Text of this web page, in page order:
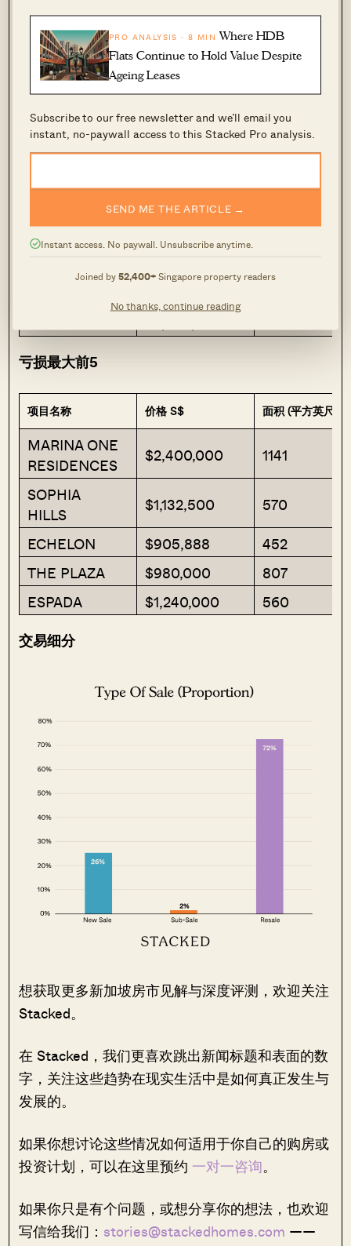
PRO ANALYSIS · 8 MIN Where HDB
Flats Continue to Hold Value Despite
Ageing Leases
Subscribe to our free newsletter and we’ll email you
instant, no-paywall access to this Stacked Pro analysis.
SEND ME THE ARTICLE →
Instant access. No paywall. Unsubscribe anytime.
Joined by52,400+Singapore property readers
No thanks, continue reading
COCO PALMS
$850,000
463
ECHELON
$905,888
452
获利最大前5
项目名称 价格 S$ 面积 (平方英尺)
800
OCEAN PARK
$2,800,000
RIVERGATE
$5,900,000
$4,880,000
1948
亏损最大前5
项目名称 价格 S$ 面积 (平方英尺)
MARINA ONE
RESIDENCES
$2,400,000
1141
SOPHIA
HILLS
$1,132,500
570
ECHELON
$905,888
452
THE PLAZA
$980,000
807
ESPADA
$1,240,000
560
交易细分
想获取更多新加坡房市见解与深度评测，欢迎关注
Stacked。
在 Stacked，我们更喜欢跳出新闻标题和表面的数
字，关注这些趋势在现实生活中是如何真正发生与
发展的。
如果你想讨论这些情况如何适用于你自己的购房或
投资计划，可以在这里预约 一对一咨询。
如果你只是有个问题，或想分享你的想法，也欢迎
写信给我们： stories@stackedhomes.com ——